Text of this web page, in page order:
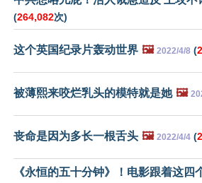
(264,082次)
这个英国纪录片轰动世界 🖼️ 2022/4/8 (
被薄熙来咬烂乳头的模特就是她 🖼️
丧命是因为多长一根舌头 🖼️ 2022/4/4 (
《永恒的五十分钟》！电影跟着这四